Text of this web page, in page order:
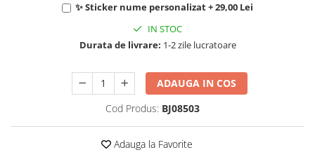
✨ Sticker nume personalizat + 29,00 Lei
IN STOC
Durata de livrare: 1-2 zile lucratoare
ADAUGA IN COS
Cod Produs: BJ08503
Adauga la Favorite